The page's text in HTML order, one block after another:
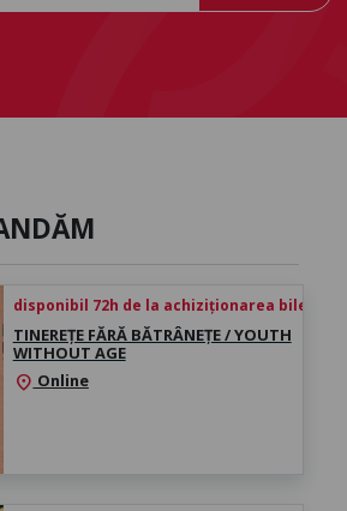
disponibil 72h de la achiziționarea biletului
TINEREȚE FĂRĂ BĂTRÂNEȚE / YOUTH
WITHOUT AGE
location_on Online